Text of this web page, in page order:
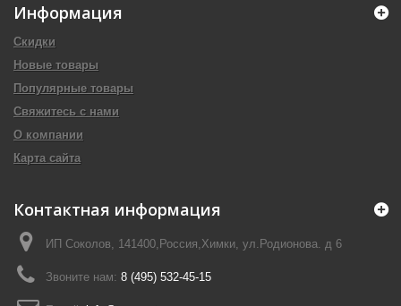
Информация
Скидки
Новые товары
Популярные товары
Свяжитесь с нами
О компании
Карта сайта
Контактная информация
ИП Соколов, 141400,Россия,Химки, ул.Родионова. д 6
Звоните нам: 8 (495) 532-45-15